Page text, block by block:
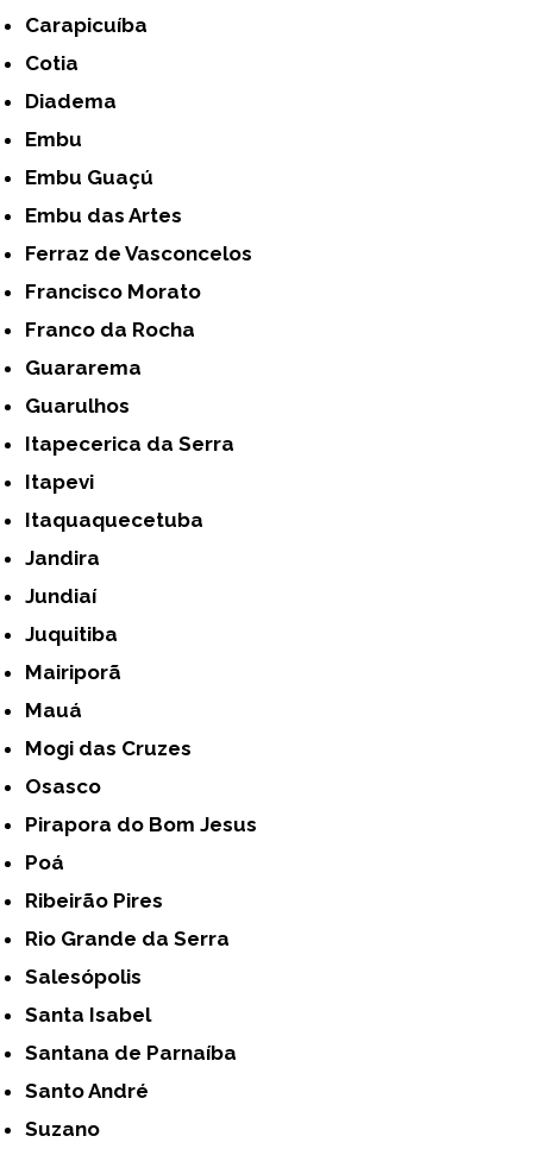
Carapicuíba
Cotia
Diadema
Embu
Embu Guaçú
Embu das Artes
Ferraz de Vasconcelos
Francisco Morato
Franco da Rocha
Guararema
Guarulhos
Itapecerica da Serra
Itapevi
Itaquaquecetuba
Jandira
Jundiaí
Juquitiba
Mairiporã
Mauá
Mogi das Cruzes
Osasco
Pirapora do Bom Jesus
Poá
Ribeirão Pires
Rio Grande da Serra
Salesópolis
Santa Isabel
Santana de Parnaíba
Santo André
Suzano